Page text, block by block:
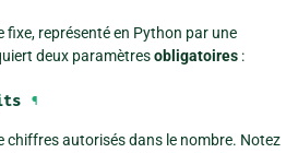
fixe, représenté en Python par une
deux paramètresobligatoires :
¶
chiffres autorisés dans le nombre. Notez